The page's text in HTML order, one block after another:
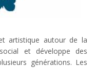
artistique autour de la
et développe des
générations. Les